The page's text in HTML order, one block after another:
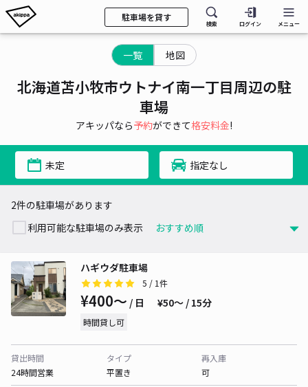
駐車場を貸す
検索 ログイン メニュー
一覧 地図
北海道苫小牧市ウトナイ南一丁目周辺の駐
車場
アキッパなら予約ができて格安料金!
未定 指定なし
2件の駐車場があります
利用可能な駐車場のみ表示
ハギウダ駐車場
5 / 1件
¥400〜 / 日 ¥50〜 / 15分
時間貸し可
貸出時間
24時間営業
タイプ
平置き
再入庫
可